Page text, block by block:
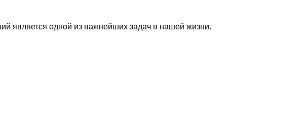
является одной из важнейших задач в нашей жизни.